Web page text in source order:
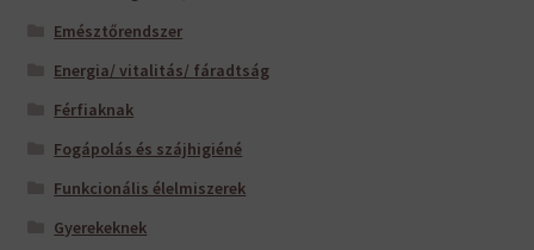
Emésztőrendszer
Energia/ vitalitás/ fáradtság
Férfiaknak
Fogápolás és szájhigiéné
Funkcionális élelmiszerek
Gyerekeknek